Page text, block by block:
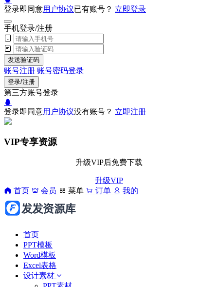
登录即同意用户协议已有账号？ 立即登录
手机登录/注册
发送验证码
账号注册 账号密码登录
登录/注册
第三方账号登录
登录即同意用户协议没有账号？ 立即注册
VIP专享资源
升级VIP后免费下载
升级VIP
首页
会员 菜单 订单 我的
首页
PPT模板
Word模板
Excel表格
设计素材